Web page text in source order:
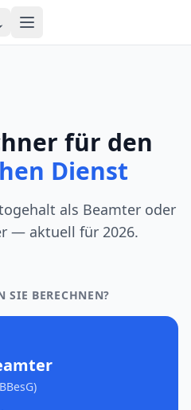
für den
Dienst
als Beamter oder
— aktuell für 2026.
SIE BERECHNEN?